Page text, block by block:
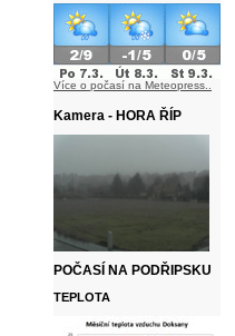
Více o počasí na Meteopress..
Kamera - HORA ŘÍP
POČASÍ NA PODŘIPSKU
TEPLOTA